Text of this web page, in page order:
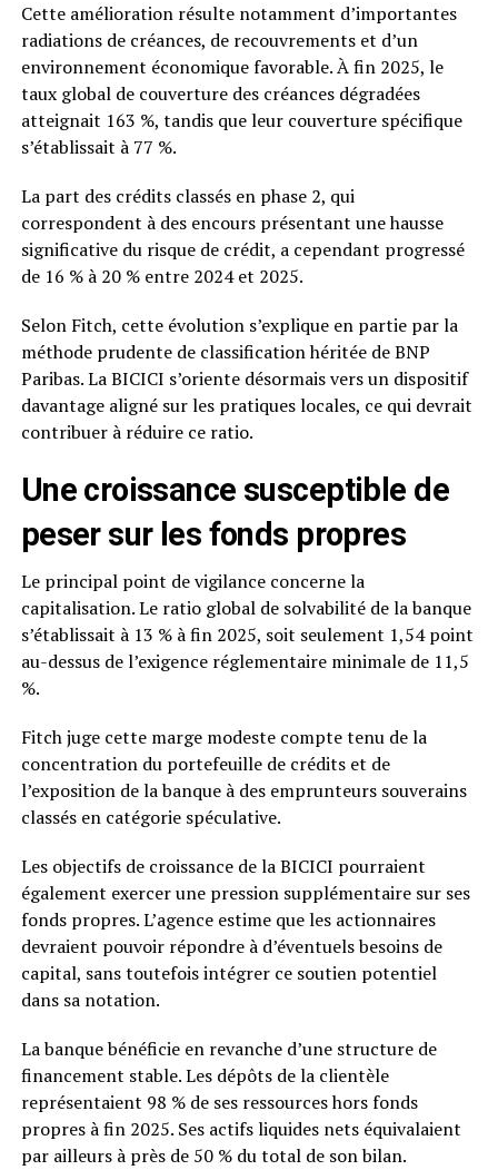
Cette amélioration résulte notamment d’importantes
radiations de créances, de recouvrements et d’un
environnement économique favorable. À fin 2025, le
taux global de couverture des créances dégradées
atteignait 163 %, tandis que leur couverture spécifique
s’établissait à 77 %.
La part des crédits classés en phase 2, qui
correspondent à des encours présentant une hausse
significative du risque de crédit, a cependant progressé
de 16 % à 20 % entre 2024 et 2025.
Selon Fitch, cette évolution s’explique en partie par la
méthode prudente de classification héritée de BNP
Paribas. La BICICI s’oriente désormais vers un dispositif
davantage aligné sur les pratiques locales, ce qui devrait
contribuer à réduire ce ratio.
Une croissance susceptible de
peser sur les fonds propres
Le principal point de vigilance concerne la
capitalisation. Le ratio global de solvabilité de la banque
s’établissait à 13 % à fin 2025, soit seulement 1,54 point
au-dessus de l’exigence réglementaire minimale de 11,5
%.
Fitch juge cette marge modeste compte tenu de la
concentration du portefeuille de crédits et de
l’exposition de la banque à des emprunteurs souverains
classés en catégorie spéculative.
Les objectifs de croissance de la BICICI pourraient
également exercer une pression supplémentaire sur ses
fonds propres. L’agence estime que les actionnaires
devraient pouvoir répondre à d’éventuels besoins de
capital, sans toutefois intégrer ce soutien potentiel
dans sa notation.
La banque bénéficie en revanche d’une structure de
financement stable. Les dépôts de la clientèle
représentaient 98 % de ses ressources hors fonds
propres à fin 2025. Ses actifs liquides nets équivalaient
par ailleurs à près de 50 % du total de son bilan.